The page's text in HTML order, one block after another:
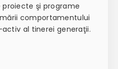
şi programe
comportamentului
al tinerei generaţii.